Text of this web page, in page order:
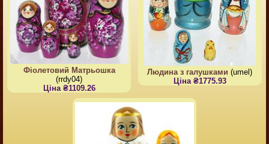
Фіолетовий Матрьошка
(rrdy04)
Ціна ₴1109.26
Людина з галушками (umel)
Ціна ₴1775.93